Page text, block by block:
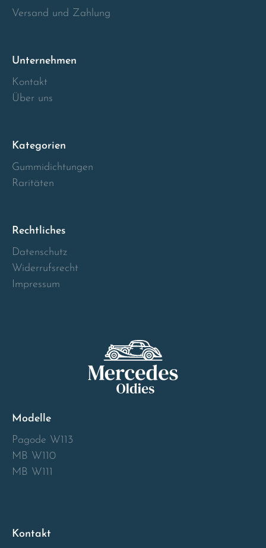
Versand und Zahlung
Unternehmen
Kontakt
Über uns
Kategorien
Gummidichtungen
Raritäten
Rechtliches
Datenschutz
Widerrufsrecht
Impressum
Modelle
Pagode W113
MB W110
MB W111
Kontakt